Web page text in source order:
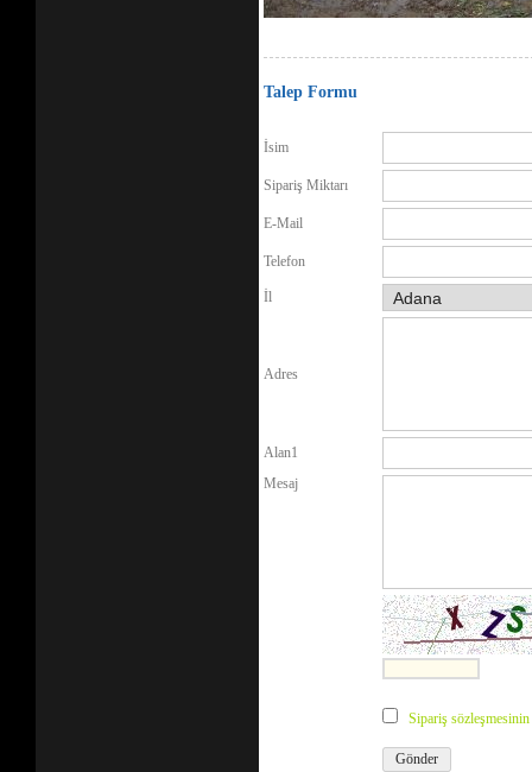
Talep Formu
İsim
Sipariş Miktarı
E-Mail
Telefon
İl
Adres
Alan1
Mesaj
Sipariş sözleşmesinin